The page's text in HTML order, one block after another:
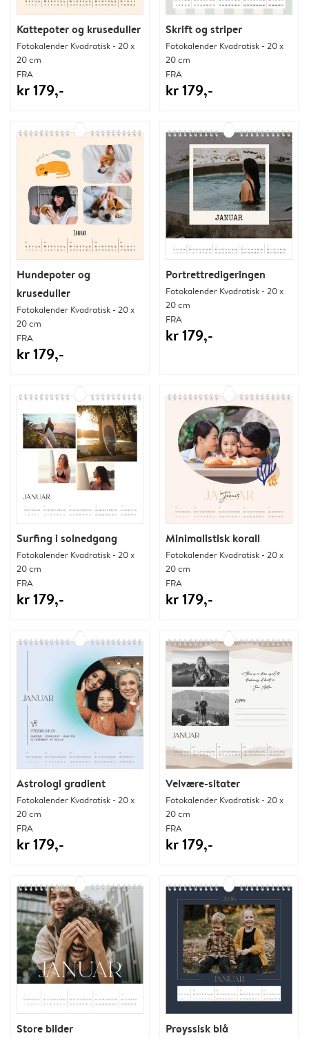
Kattepoter og kruseduller
Fotokalender Kvadratisk - 20 x
20 cm
FRA
kr 179,-
Skrift og striper
Fotokalender Kvadratisk - 20 x
20 cm
FRA
kr 179,-
Hundepoter og
kruseduller
Fotokalender Kvadratisk - 20 x
20 cm
FRA
kr 179,-
Portrettredigeringen
Fotokalender Kvadratisk - 20 x
20 cm
FRA
kr 179,-
Surfing i solnedgang
Fotokalender Kvadratisk - 20 x
20 cm
FRA
kr 179,-
Minimalistisk korall
Fotokalender Kvadratisk - 20 x
20 cm
FRA
kr 179,-
Astrologi gradient
Fotokalender Kvadratisk - 20 x
20 cm
FRA
kr 179,-
Velvære-sitater
Fotokalender Kvadratisk - 20 x
20 cm
FRA
kr 179,-
Store bilder Prøyssisk blå